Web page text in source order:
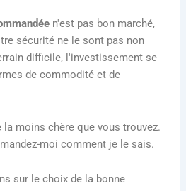
n'est pas bon marché,
sécurité ne le sont pas non
difficile, l'investissement se
de commodité et de
moins chère que vous trouvez.
moi comment je le sais.
sur le choix de la bonne